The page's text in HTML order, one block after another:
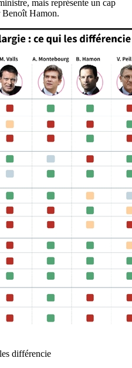
mais représente un cap
Hamon.
différencie